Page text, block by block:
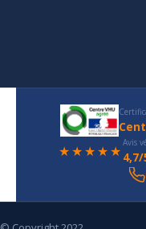
★★★★★ Avis
4,7/